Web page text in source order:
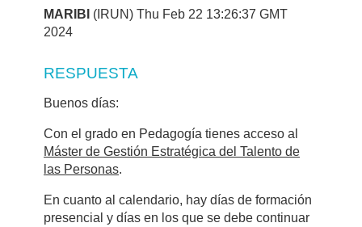
MARIBI (IRUN) Thu Feb 22 13:26:37 GMT
2024
RESPUESTA
Buenos días:
Con el grado en Pedagogía tienes acceso al
Máster de Gestión Estratégica del Talento de
las Personas.
En cuanto al calendario, hay días de formación
presencial y días en los que se debe continuar